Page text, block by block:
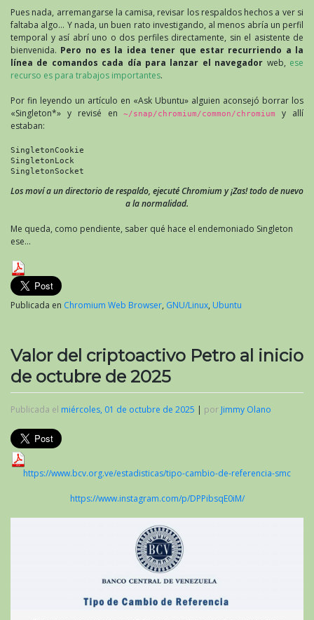
Pues nada, arremangarse la camisa, revisar los respaldos hechos a ver si
faltaba algo… Y nada, un buen rato investigando, al menos abría un perfil
temporal y así abrí uno o dos perfiles directamente, sin el asistente de
bienvenida. Pero no es la idea tener que estar recurriendo a la
línea de comandos cada día para lanzar el navegador web, ese
recurso es para trabajos importantes.
Por fin leyendo un artículo en «Ask Ubuntu» alguien aconsejó borrar los
«Singleton*» y revisé en~/snap/chromium/common/chromium
y allí
estaban:
SingletonCookie
SingletonLock
SingletonSocket
Los moví a un directorio de respaldo, ejecuté Chromium y ¡Zas! todo de nuevo
a la normalidad.
Me queda, como pendiente, saber qué hace el endemoniado Singleton
ese…
Publicada en Chromium Web Browser, GNU/Linux, Ubuntu
Valor del criptoactivo Petro al inicio
de octubre de 2025
Publicada el miércoles, 01 de octubre de 2025 | por Jimmy Olano
https://www.bcv.org.ve/estadisticas/tipo-cambio-de-referencia-smc
https://www.instagram.com/p/DPPibsqE0iM/